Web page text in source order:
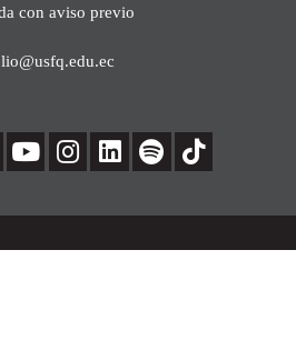
con aviso previo